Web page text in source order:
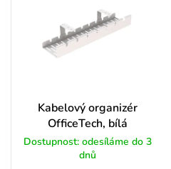
Kabelový organizér
OfficeTech, bílá
Dostupnost: odesíláme do 3
dnů